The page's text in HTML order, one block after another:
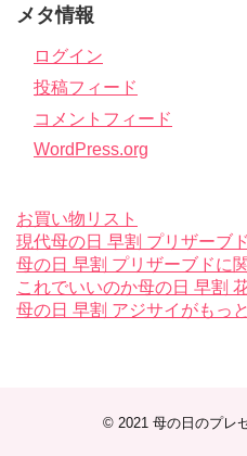
メタ情報
ログイン
投稿フィード
コメントフィード
WordPress.org
お買い物リスト
現代母の日 早割 プリザーブ
母の日 早割 プリザーブドに
これでいいのか母の日 早割
母の日 早割 アジサイがもっ
© 2021 母の日のプレ